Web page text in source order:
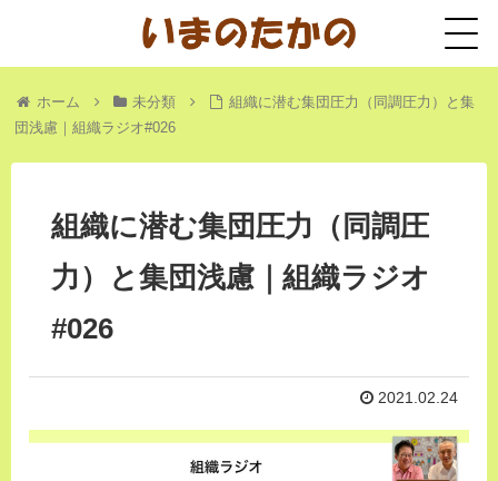
ホーム 未分類
組織に潜む集団圧力（同調圧力）と集
団浅慮｜組織ラジオ#026
組織に潜む集団圧力（同調圧
力）と集団浅慮｜組織ラジオ
#026
2021.02.24